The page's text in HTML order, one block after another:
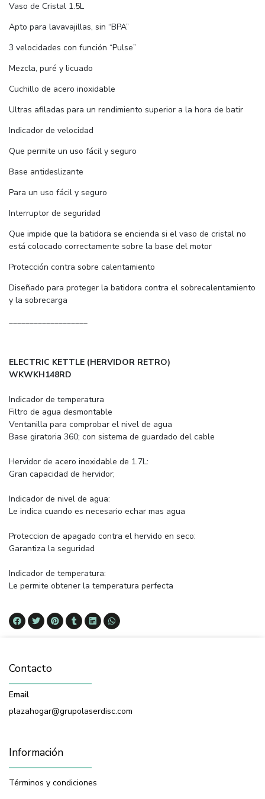
Vaso de Cristal 1.5L
Apto para lavavajillas, sin “BPA”
3 velocidades con función “Pulse”
Mezcla, puré y licuado
Cuchillo de acero inoxidable
Ultras afiladas para un rendimiento superior a la hora de batir
Indicador de velocidad
Que permite un uso fácil y seguro
Base antideslizante
Para un uso fácil y seguro
Interruptor de seguridad
Que impide que la batidora se encienda si el vaso de cristal no
está colocado correctamente sobre la base del motor
Protección contra sobre calentamiento
Diseñado para proteger la batidora contra el sobrecalentamiento
y la sobrecarga
___________________
ELECTRIC KETTLE (HERVIDOR RETRO)
WKWKH148RD
Indicador de temperatura
Filtro de agua desmontable
Ventanilla para comprobar el nivel de agua
Base giratoria 360; con sistema de guardado del cable
Hervidor de acero inoxidable de 1.7L:
Gran capacidad de hervidor;
Indicador de nivel de agua:
Le indica cuando es necesario echar mas agua
Proteccion de apagado contra el hervido en seco:
Garantiza la seguridad
Indicador de temperatura:
Le permite obtener la temperatura perfecta
Contacto
Email
plazahogar@grupolaserdisc.com
Información
Términos y condiciones